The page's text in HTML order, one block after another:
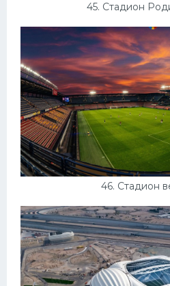
45. Стадион
46. Стадион